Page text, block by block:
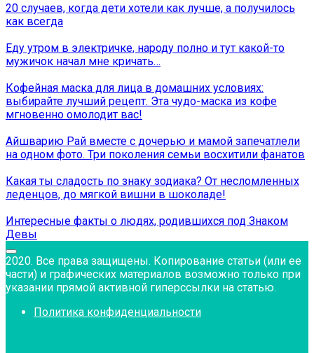
20 случаев, когда дети хотели как лучше, а получилось
как всегда
Еду утром в электричке, народу полно и тут какой-то
мужичок начал мне кричать…
Кофейная маска для лица в домашних условиях:
выбирайте лучший рецепт. Эта чудо-маска из кофе
мгновенно омолодит вас!
Айшварию Рай вместе с дочерью и мамой запечатлели
на одном фото. Три поколения семьи восхитили фанатов
Какая ты сладость по знаку зодиака? От несломленных
леденцов, до мягкой вишни в шоколаде!
Интересные факты о людях, родившихся под Знаком
Девы
2020. Все права защищены. Копирование статьи (или ее
части) и графических материалов возможно только при
указании прямой активной гиперссылки на статью.
Политика конфиденциальности